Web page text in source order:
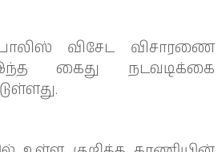
விசேட விசாரணை
இந்த கைது நடவடிக்கை